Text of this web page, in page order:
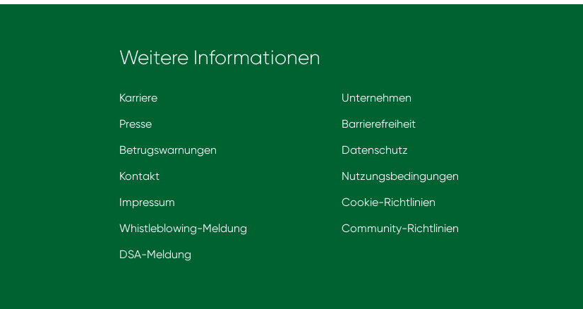
Weitere Informationen
Karriere
Unternehmen
Presse
Barrierefreiheit
Betrugswarnungen
Datenschutz
Kontakt
Nutzungsbedingungen
Impressum
Cookie-Richtlinien
Whistleblowing-Meldung
Community-Richtlinien
DSA-Meldung